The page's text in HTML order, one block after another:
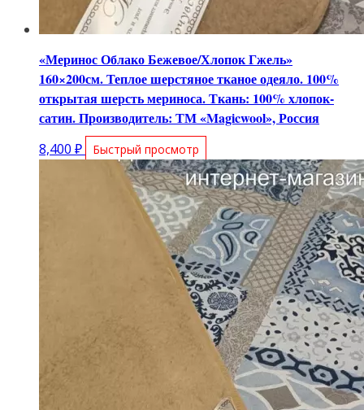
«Меринос Облако Бежевое/Хлопок Гжель»
160×200см. Теплое шерстяное тканое одеяло. 100%
открытая шерсть мериноса. Ткань: 100% хлопок-
сатин. Производитель: ТМ «Magicwool», Россия
8,400 ₽ Быстрый просмотр